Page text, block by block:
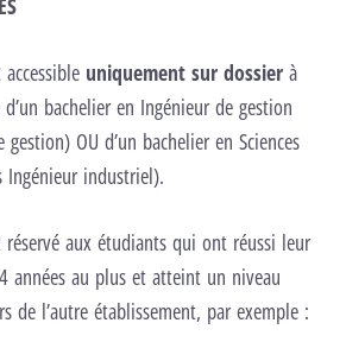
uniquement sur dossier à
bachelier en Ingénieur de gestion
OU d’un bachelier en Sciences
Ingénieur industriel).
réservé aux étudiants qui ont réussi leur
années au plus et atteint un niveau
de l’autre établissement, par exemple :